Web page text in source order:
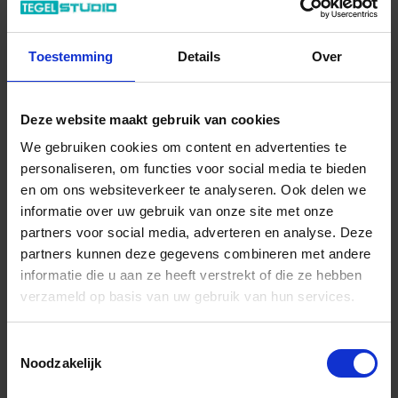
Toestemming Details Over
Deze website maakt gebruik van cookies
We gebruiken cookies om content en advertenties te
personaliseren, om functies voor social media te bieden
en om ons websiteverkeer te analyseren. Ook delen we
informatie over uw gebruik van onze site met onze
partners voor social media, adverteren en analyse. Deze
partners kunnen deze gegevens combineren met andere
informatie die u aan ze heeft verstrekt of die ze hebben
verzameld op basis van uw gebruik van hun services.
Noodzakelijk
Previous Next
Art-Nr.: R648
RagnoRealstone_Slate XT20
Musk 80x80x2 cm Terrastegel Mat Gestructureerd Naturale
59,94 €/m²
Aan winkelmand toevoegen
Inhoud: 0,64 m² = 38,36 €/Pakket
Levertijd 10-15 werkdagen, verzendtijd 5-7 werkdagen